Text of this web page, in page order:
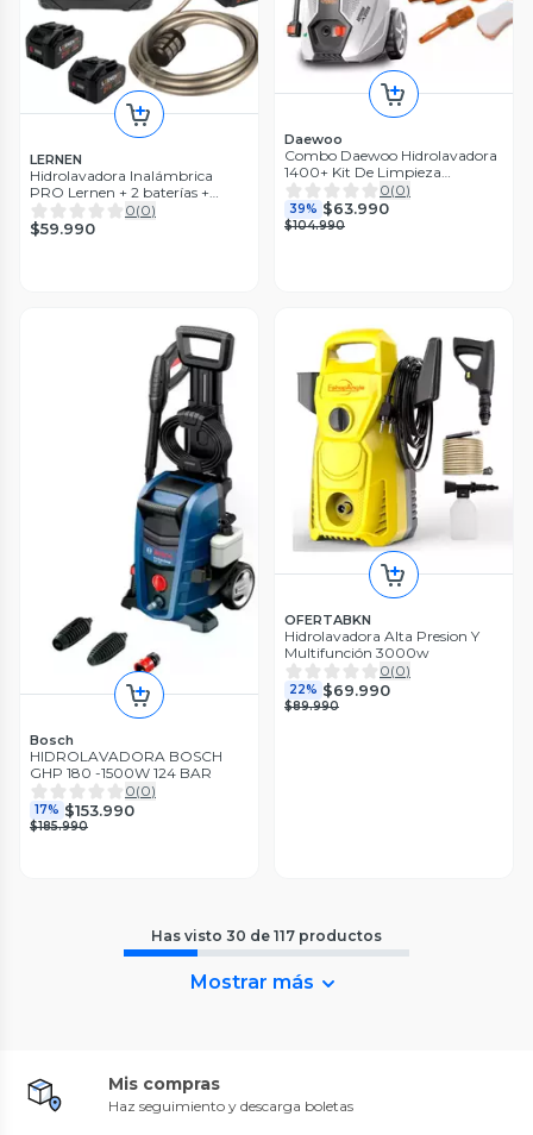
LERNEN
Hidrolavadora Inalámbrica
PRO Lernen + 2 baterías +
Accesorios
0(0)
$59.990
Daewoo
Combo Daewoo Hidrolavadora
1400+ Kit De Limpieza
Auto/hogar
0(0)
39% $63.990
$104.990
Bosch
HIDROLAVADORA BOSCH
GHP 180 -1500W 124 BAR
0(0)
17% $153.990
$185.990
OFERTABKN
Hidrolavadora Alta Presion Y
Multifunción 3000w
0(0)
22% $69.990
$89.990
Has visto 30 de 117 productos
Mostrar más
Mis compras
Haz seguimiento y descarga boletas